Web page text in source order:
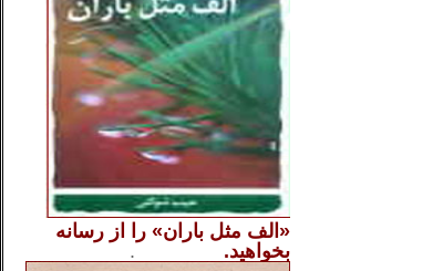
«الف مثل باران» را از رسانه
بخواهید.
.